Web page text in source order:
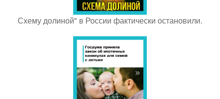
Схему долиной" в России фактически остановили.